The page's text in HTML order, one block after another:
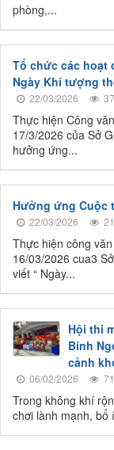
phòng,...
Tổ chức các hoạt
Ngày Khí tượng
22/03/2026
Thực hiện Công
17/3/2026 của Sở
hưởng ứng...
Hưởng ứng Cuộc
22/03/2026
Thực hiện công
16/03/2026 cua3
viết “ Ngày...
Hội thi
Bính
cảnh
06/02/2026
Trong không khí
chơi lành mạnh, bổ